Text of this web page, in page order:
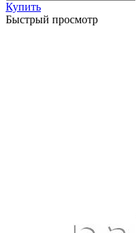
Купить
Быстрый просмотр